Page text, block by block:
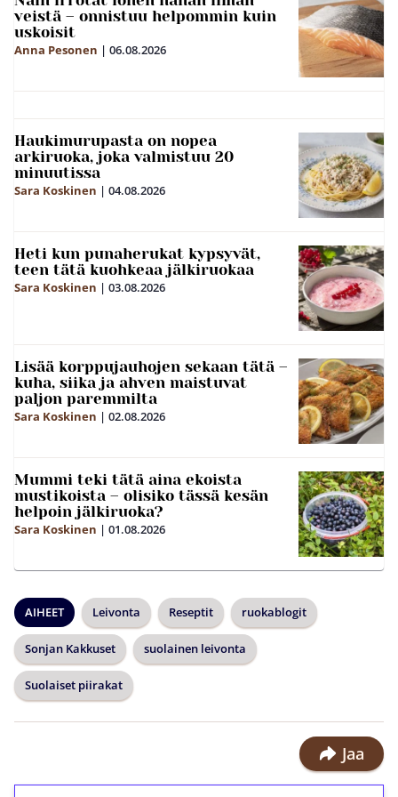
veistä – onnistuu helpommin kuin
uskoisit
Anna Pesonen | 06.08.2026
Haukimurupasta on nopea
arkiruoka, joka valmistuu 20
minuutissa
Sara Koskinen | 04.08.2026
Heti kun punaherukat kypsyvät,
teen tätä kuohkeaa jälkiruokaa
Sara Koskinen | 03.08.2026
Lisää korppujauhojen sekaan tätä –
kuha, siika ja ahven maistuvat
paljon paremmilta
Sara Koskinen | 02.08.2026
Mummi teki tätä aina ekoista
mustikoista – olisiko tässä kesän
helpoin jälkiruoka?
Sara Koskinen | 01.08.2026
AIHEET Leivonta Reseptit ruokablogit
Sonjan Kakkuset suolainen leivonta
Suolaiset piirakat
Jaa